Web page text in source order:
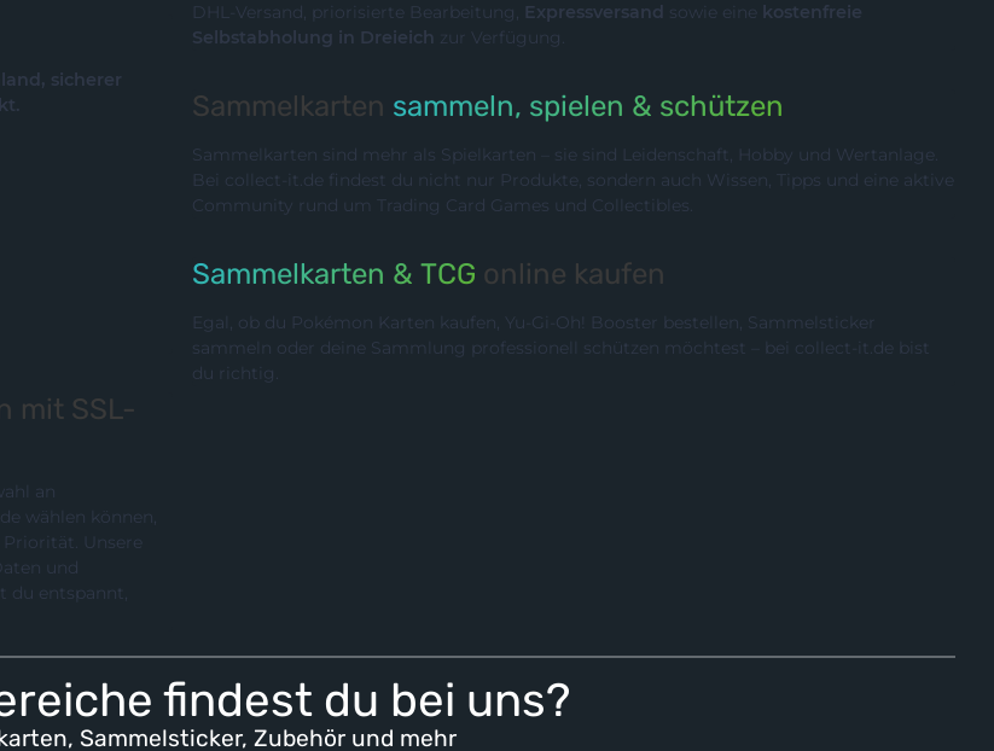
sicherer
mit SSL-
an
Unsere
und
DHL-Versand, priorisierte Bearbeitung, Expressversand sowie eine kostenfreie
Selbstabholung in Dreieich zur Verfügung.
Sammelkarten sammeln, spielen & schützen
Sammelkarten sind mehr als Spielkarten – sie sind Leidenschaft, Hobby und Wertanlage.
Bei collect-it.de findest du nicht nur Produkte, sondern auch Wissen, Tipps und eine aktive
Community rund um Trading Card Games und Collectibles.
Sammelkarten & TCG online kaufen
Egal, ob du Pokémon Karten kaufen, Yu-Gi-Oh! Booster bestellen, Sammelsticker
sammeln oder deine Sammlung professionell schützen möchtest – bei collect-it.de bist
du richtig.
findest du bei uns?
Sammelsticker, Zubehör und mehr